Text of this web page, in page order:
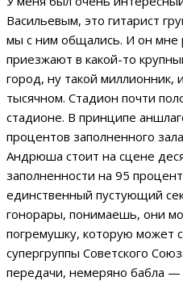
Васильевым, это гитарист
мы с ним общались. И он мне
приезжают в какой-то
город, ну такой миллионник,
тысячном. Стадион почти
стадионе. В принципе
процентов заполненного
Андрюша стоит на сцене
заполненности на 95
единственный пустующий
гонорары, понимаешь, они
погремушку, которую может
супергруппы Советского
передачи, немеряно бабла —